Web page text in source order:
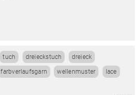
tuch dreieckstuch dreieck
farbverlaufsgarn wellenmuster lace